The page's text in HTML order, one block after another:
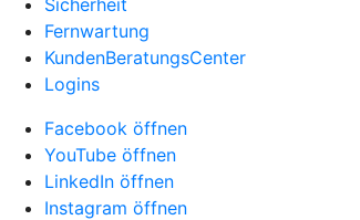
Sicherheit
Fernwartung
KundenBeratungsCenter
Logins
Facebook öffnen
YouTube öffnen
LinkedIn öffnen
Instagram öffnen